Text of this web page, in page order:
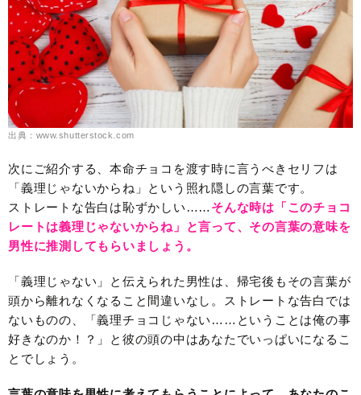
出典：www.shutterstock.com
次にご紹介する、本命チョコを渡す時に言うべきセリフは
「義理じゃないからね」という照れ隠しの言葉です。
ストレートな告白は恥ずかしい…… そんな時は「このチョコ
レートは義理じゃないからね」と言って、その言葉の意味を
男性に推測してもらいましょう。
「義理じゃない」と伝えられた男性は、帰宅後もその言葉が
頭から離れなくなること間違いなし。ストレートな告白では
ないものの、「義理チョコじゃない……ということは俺の事
好きなのか！？」と彼の頭の中はあなたでいっぱいになるこ
とでしょう。